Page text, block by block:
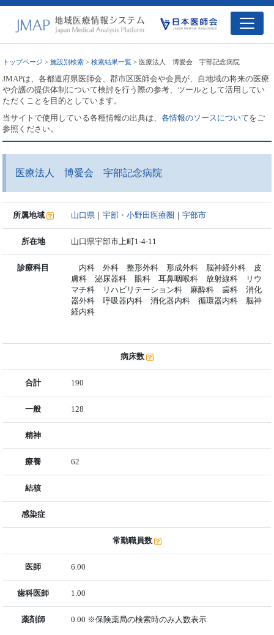
トップページ >施設別検索 >検索結果一覧 > 医療法人 博愛会 宇部記念病院
JMAPは、各都道府県医師会、郡市区医師会や会員が、自地域の将来の医療
や介護の提供体制について検討を行う際の参考、ツールとして活用してい
ただくことを目的としています。
当サイトで使用している各種情報の出典は、各情報のソースについてをご
参照ください。
医療法人 博愛会 宇部記念病院
所属地域 山口県 ｜宇部・小野田医療圏 ｜宇部市
所在地 山口県宇部市上町1-4-11
診療科目
内科 外科 整形外科 形成外科 脳神経外科 皮
膚科 泌尿器科 眼科 耳鼻咽喉科 放射線科 リウ
マチ科 リハビリテーション科 麻酔科 歯科 消化
器外科 呼吸器内科 消化器内科 循環器内科 脳神
経内科
病床数
合計 190
一般 128
精神
療養 62
結核
感染症
常勤職員数
医師 6.00
歯科医師 1.00
薬剤師 0.00 ※保険薬局の検索時のみ人数表示